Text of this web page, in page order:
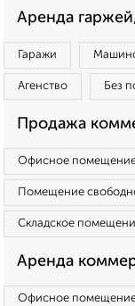
Аренда
Гаражи
Агенство Без
Продажа
Офисное
Помещение
Складское
Аренда
Офисное